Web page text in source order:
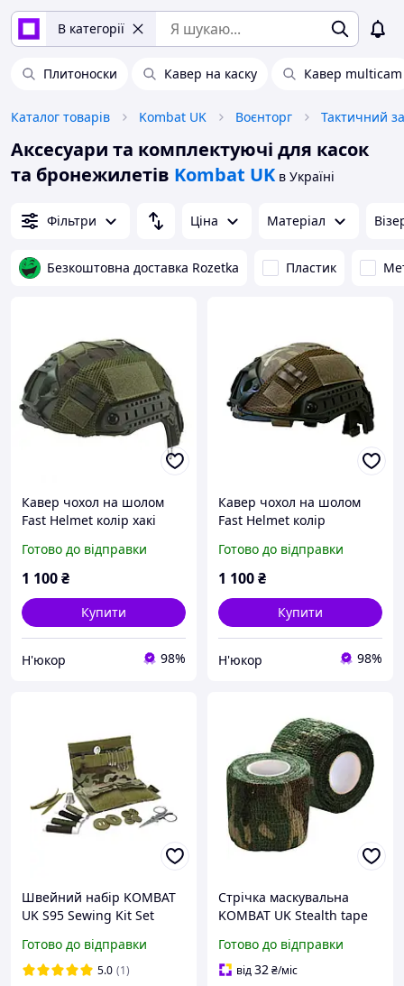
В категорії
Плитоноски Кавер на каску Кавер multicam
Каталог товарів Kombat UK Воєнторг Тактичний
Аксесуари та комплектуючі для касок
та бронежилетів Kombat UK в Україні
Фільтри Ціна Матеріал
Безкоштовна доставка Rozetka Пластик
Кавер чохол на шолом
Fast Helmet колір хакі
Великобританія KOMBAT
UK
Готово до відправки
1 100₴
Купити
Н'юкор 98%
Кавер чохол на шолом
Fast Helmet колір
Великобританія KOMBAT
UK
Готово до відправки
1 100₴
Купити
Н'юкор 98%
Швейний набір KOMBAT
UK S95 Sewing Kit Set
Готово до відправки
5.0 (1)
Стрічка маскувальна
KOMBAT UK Stealth tape
Готово до відправки
від32₴/міс